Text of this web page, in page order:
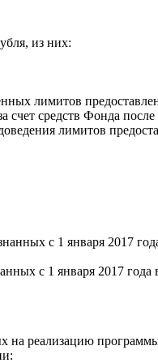
из них:
лимитов
счет средств Фонда
лимитов
с 1 января 2017
с 1 января 2017
на реализацию